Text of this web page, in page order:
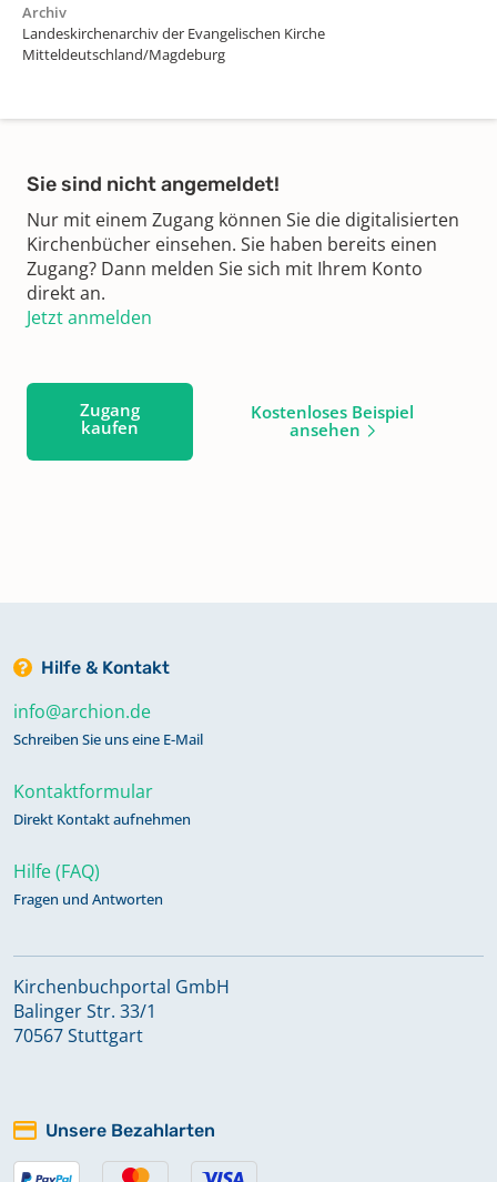
Archiv
Landeskirchenarchiv der Evangelischen Kirche
Mitteldeutschland/Magdeburg
Sie sind nicht angemeldet!
Nur mit einem Zugang können Sie die digitalisierten
Kirchenbücher einsehen. Sie haben bereits einen
Zugang? Dann melden Sie sich mit Ihrem Konto
direkt an.
Jetzt anmelden
Zugang
kaufen
Kostenloses Beispiel
ansehen
Hilfe & Kontakt
info@archion.de
Schreiben Sie uns eine E-Mail
Kontaktformular
Direkt Kontakt aufnehmen
Hilfe (FAQ)
Fragen und Antworten
Kirchenbuchportal GmbH
Balinger Str. 33/1
70567 Stuttgart
Unsere Bezahlarten